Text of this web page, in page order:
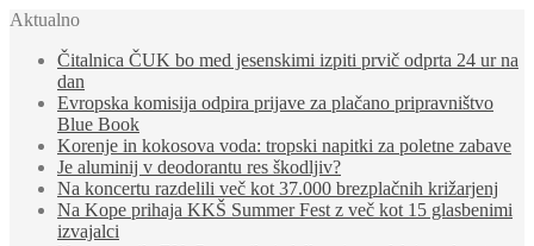
Aktualno
Čitalnica ČUK bo med jesenskimi izpiti prvič odprta 24 ur na
dan
Evropska komisija odpira prijave za plačano pripravništvo
Blue Book
Korenje in kokosova voda: tropski napitki za poletne zabave
Je aluminij v deodorantu res škodljiv?
Na koncertu razdelili več kot 37.000 brezplačnih križarjenj
Na Kope prihaja KKŠ Summer Fest z več kot 15 glasbenimi
izvajalci